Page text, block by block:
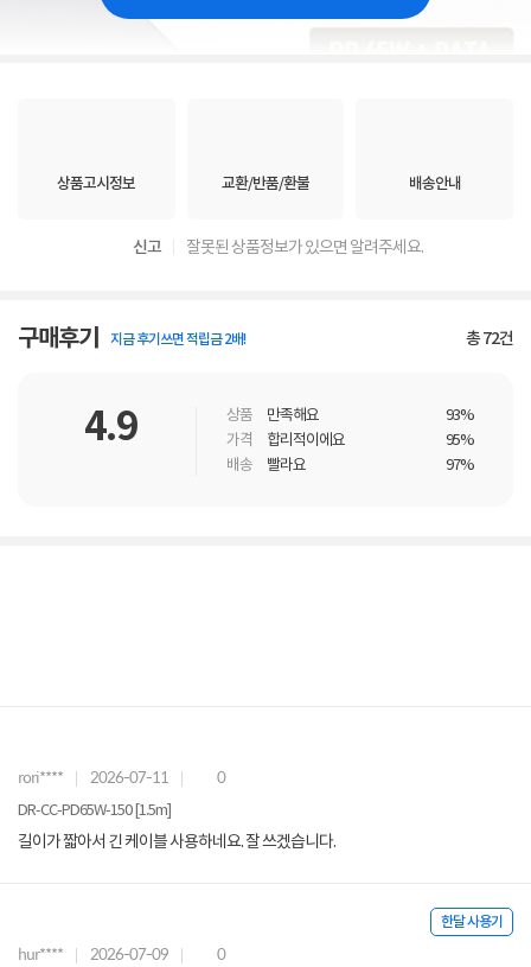
상품고시정보 교환/반품/환불 배송안내
신고 잘못된 상품정보가 있으면 알려주세요.
구매후기 지금 후기쓰면 적립금 2배! 총72건
4.9 상품 만족해요
93%
가격
합리적이에요
95%
배송
빨라요 97%
rori**** 2026-07-11 0
DR-CC-PD65W-150 [1.5m]
길이가 짧아서 긴 케이블 사용하네요. 잘 쓰겠습니다.
한달 사용기
hur**** 2026-07-09 0